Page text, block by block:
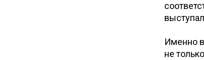
Именно
не